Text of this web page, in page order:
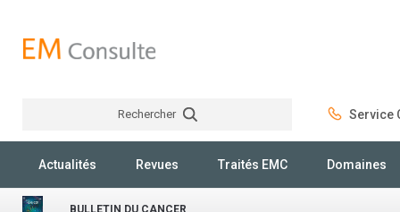
Rechercher Service
Actualités Revues Traités EMC Domaines
BULLETIN DU CANCER